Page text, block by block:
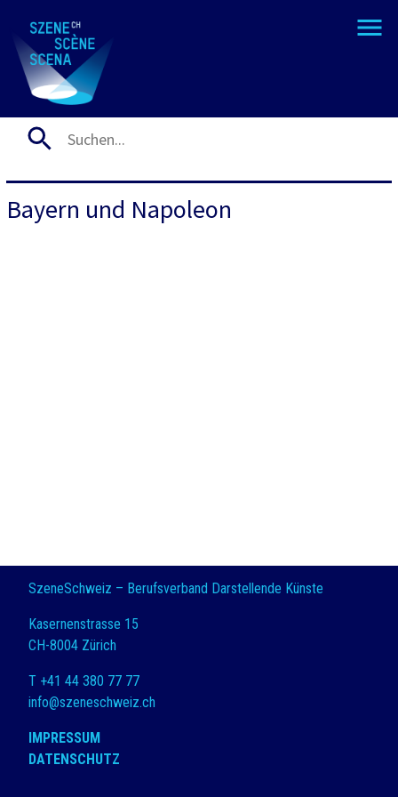
Bayern und Napoleon
SzeneSchweiz – Berufsverband Darstellende Künste
Kasernenstrasse 15
CH-8004 Zürich
T +41 44 380 77 77
info@szeneschweiz.ch
IMPRESSUM
DATENSCHUTZ